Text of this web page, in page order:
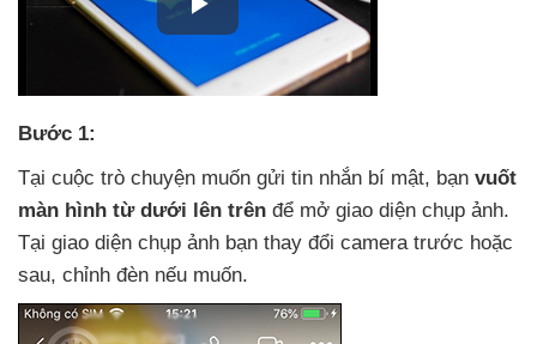
Bước 1:
Tại cuộc trò chuyện muốn gửi tin nhắn bí mật, bạn vuốt
màn hình từ dưới lên trên để mở giao diện chụp ảnh.
Tại giao diện chụp ảnh bạn thay đổi camera trước hoặc
sau, chỉnh đèn nếu muốn.